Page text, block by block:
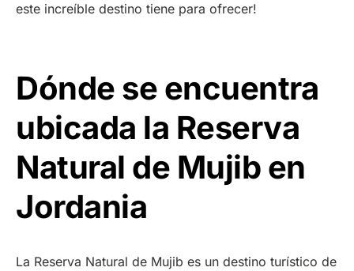
este increíble destino tiene para ofrecer!
Dónde se encuentra
ubicada la Reserva
Natural de Mujib en
Jordania
La Reserva Natural de Mujib es un destino turístico de